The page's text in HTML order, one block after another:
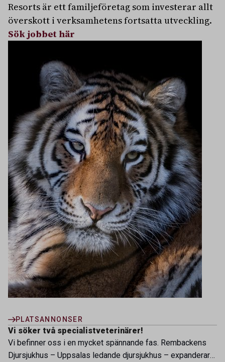
Resorts är ett familjeföretag som investerar allt
överskott i verksamhetens fortsatta utveckling.
Sök jobbet här
PLATSANNONSER
Vi söker två specialistveterinärer!
Vi befinner oss i en mycket spännande fas. Rembackens
Djursjukhus – Uppsalas ledande djursjukhus – expanderar